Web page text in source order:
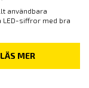
användbara
LED-siffror med bra
LÄS MER